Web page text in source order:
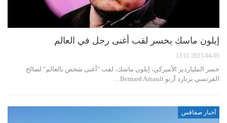
إيلون ماسك يخسر لقب أغنى رجل في العالم
2023-04-05 13:11
خسر الملياردير الأميركي، إيلون ماسك، لقب "أغنى شخص بالعالم" لصالح
الفرنسي برنارد أرنو Bernard Arnault…
أخبار صفاقس